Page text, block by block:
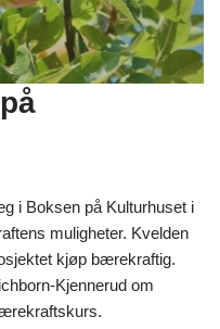
i Boksen på Kulturhuset i
muligheter. Kvelden
kjøp bærekraftig.
Kjennerud om